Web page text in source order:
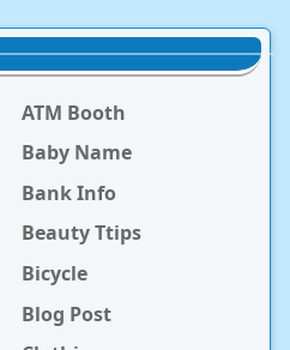
ATM Booth
Baby Name
Bank Info
Beauty Ttips
Bicycle
Blog Post